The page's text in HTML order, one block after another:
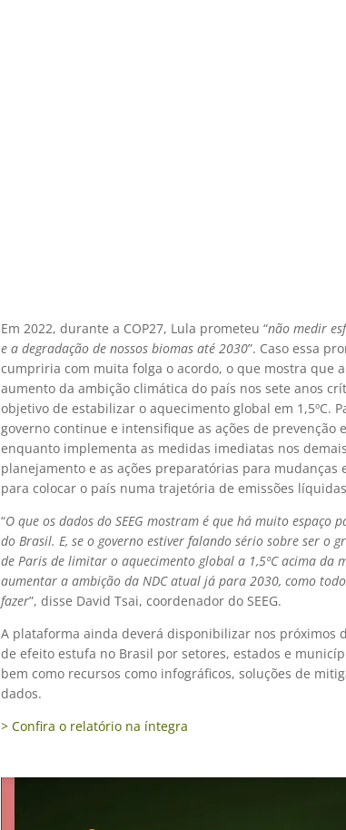
Em 2022, durante a COP27, Lula prometeu “não medir
e a degradação de nossos biomas até 2030”. Caso essa
cumpriria com muita folga o acordo, o que mostra que
aumento da ambição climática do país nos sete anos
objetivo de estabilizar o aquecimento global em 1,5ºC.
governo continue e intensifique as ações de prevenção
enquanto implementa as medidas imediatas nos
planejamento e as ações preparatórias para mudanças
para colocar o país numa trajetória de emissões
“O que os dados do SEEG mostram é que há muito
do Brasil. E, se o governo estiver falando sério sobre ser o
de Paris de limitar o aquecimento global a 1,5ºC acima da
aumentar a ambição da NDC atual já para 2030, como
fazer”, disse David Tsai, coordenador do SEEG.
A plataforma ainda deverá disponibilizar nos próximos
de efeito estufa no Brasil por setores, estados e
bem como recursos como infográficos, soluções de
dados.
> Confira o relatório na íntegra